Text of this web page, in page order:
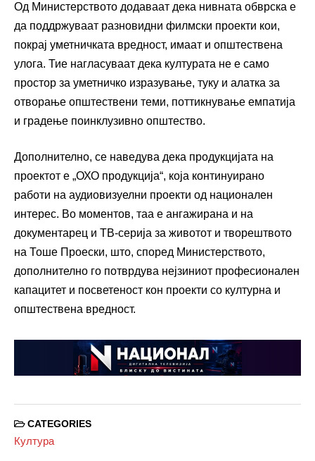
Од Министерството додаваат дека нивната обврска е
да поддржуваат разновидни филмски проекти кои,
покрај уметничката вредност, имаат и општествена
улога. Тие нагласуваат дека културата не е само
простор за уметничко изразување, туку и алатка за
отворање општествени теми, поттикнување емпатија
и градење поинклузивно општество.
Дополнително, се наведува дека продукцијата на
проектот е „ОХО продукција“, која континуирано
работи на аудиовизуелни проекти од национален
интерес. Во моментов, таа е ангажирана и на
документарец и ТВ-серија за животот и творештвото
на Тоше Проески, што, според Министерството,
дополнително го потврдува нејзиниот професионален
капацитет и посветеност кон проекти со културна и
општествена вредност.
CATEGORIES
Култура